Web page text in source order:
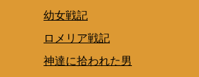
幼女戦記
ロメリア戦記
神達に拾われた男